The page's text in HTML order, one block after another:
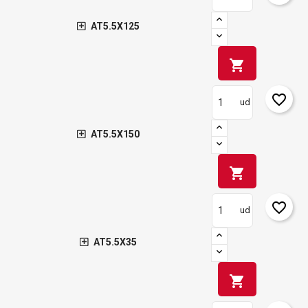
AT5.5X125
shopping_cart
AT5.5X150
ud
shopping_cart
favorite_border
AT5.5X35
ud
shopping_cart
favorite_border